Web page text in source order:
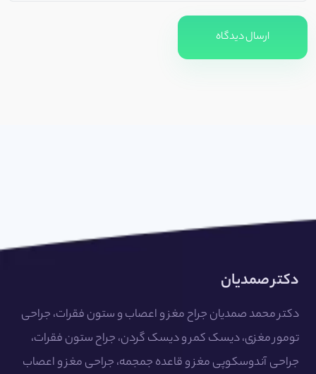
ارسال دیدگاه
دکتر صمدیان
دکتر محمد صمدیان جراح مغز و اعصاب و ستون فقرات، جراحی
تومور مغزی، دیسک کمر و دیسک گردن، جراح ستون فقرات،
جراحی آندوسکوپی مغز و قاعده جمجمه، جراحی مغز و اعصاب